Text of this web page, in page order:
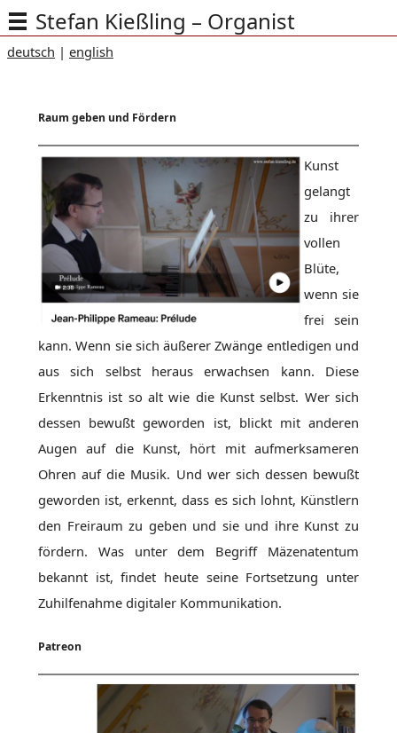
Stefan Kießling – Organist
deutsch | english
Raum geben und Fördern
Kunst
gelangt
zu ihrer
vollen
Blüte,
wenn sie
frei sein
kann. Wenn sie sich äußerer Zwänge entledigen und
aus sich selbst heraus erwachsen kann. Diese
Erkenntnis ist so alt wie die Kunst selbst. Wer sich
dessen bewußt geworden ist, blickt mit anderen
Augen auf die Kunst, hört mit aufmerksameren
Ohren auf die Musik. Und wer sich dessen bewußt
geworden ist, erkennt, dass es sich lohnt, Künstlern
den Freiraum zu geben und sie und ihre Kunst zu
fördern. Was unter dem Begriff Mäzenatentum
bekannt ist, findet heute seine Fortsetzung unter
Zuhilfenahme digitaler Kommunikation.
Patreon